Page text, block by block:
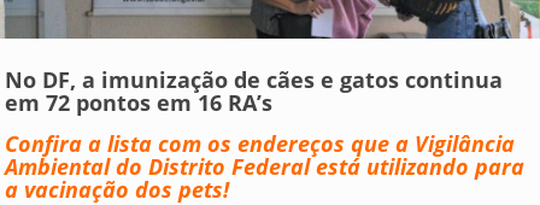
No DF, a imunização de cães e gatos continua
em 72 pontos em 16 RA’s
Confira a lista com os endereços que a Vigilância
Ambiental do Distrito Federal está utilizando para
a vacinação dos pets!